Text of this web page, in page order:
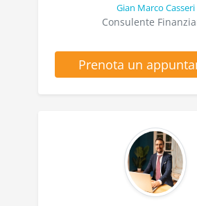
Gian Marco Casseri
Consulente
Prenota un